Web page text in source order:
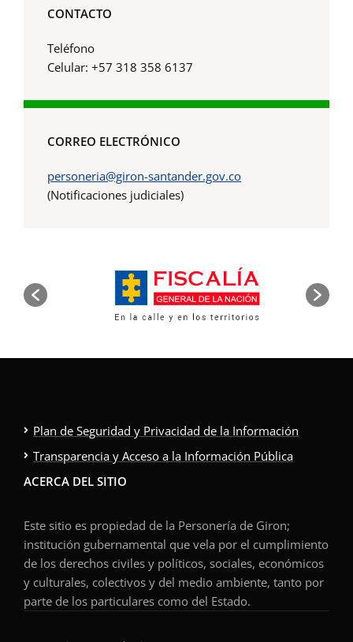
CONTACTO
Teléfono
Celular: +57 318 358 6137
CORREO ELECTRÓNICO
personeria@giron-santander.gov.co
(Notificaciones judiciales)
Plan de Seguridad y Privacidad de la Información
Transparencia y Acceso a la Información Pública
ACERCA DEL SITIO
Este sitio es propiedad de la Personería de Giron;
institución gubernamental que vela por el cumplimiento
de los derechos civiles y políticos, sociales, económicos
y culturales, colectivos y del medio ambiente, tanto por
parte de los particulares como del Estado.